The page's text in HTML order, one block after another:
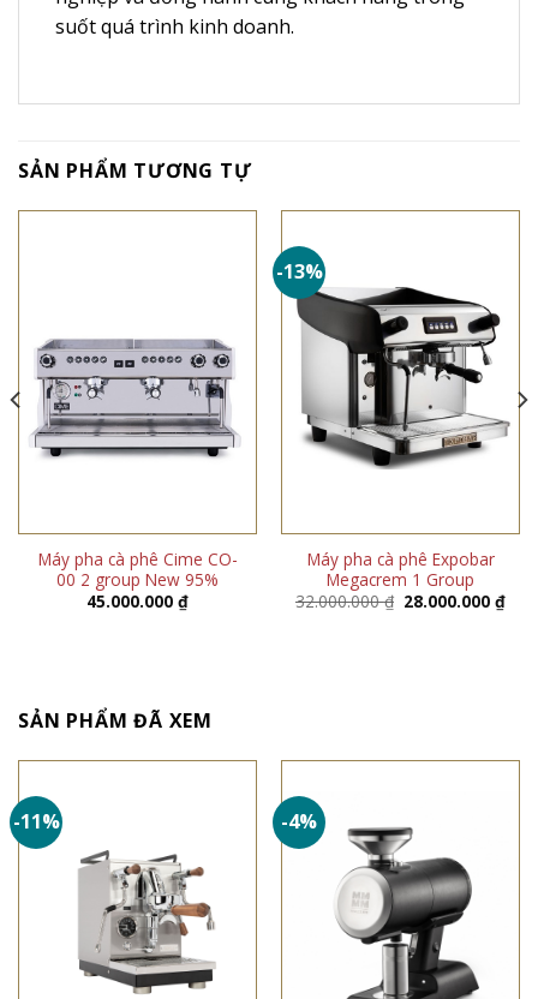
suốt quá trình kinh doanh.
SẢN PHẨM TƯƠNG TỰ
Máy pha cà phê Cime CO-
00 2 group New 95%
45.000.000 ₫
-13%
Máy pha cà phê Expobar
Megacrem 1 Group
32.000.000₫ Giá
gốc
28.000.000₫Giá
SẢN PHẨM ĐÃ XEM
-11% -4%